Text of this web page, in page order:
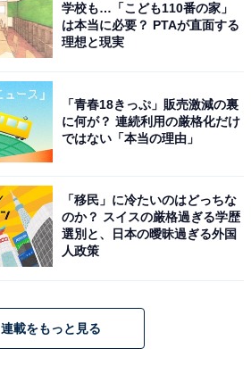
学校も…「こども110番の家」
は本当に必要？ PTAが直面する
理想と現実
「青春18きっぷ」販売激減の裏
に何が？ 連続利用の厳格化だけ
ではない「本当の理由」
「移民」に冷たいのはどっちな
のか？ スイスの厳格過ぎる学歴
選別と、日本の曖昧過ぎる外国
人政策
連載をもっと見る